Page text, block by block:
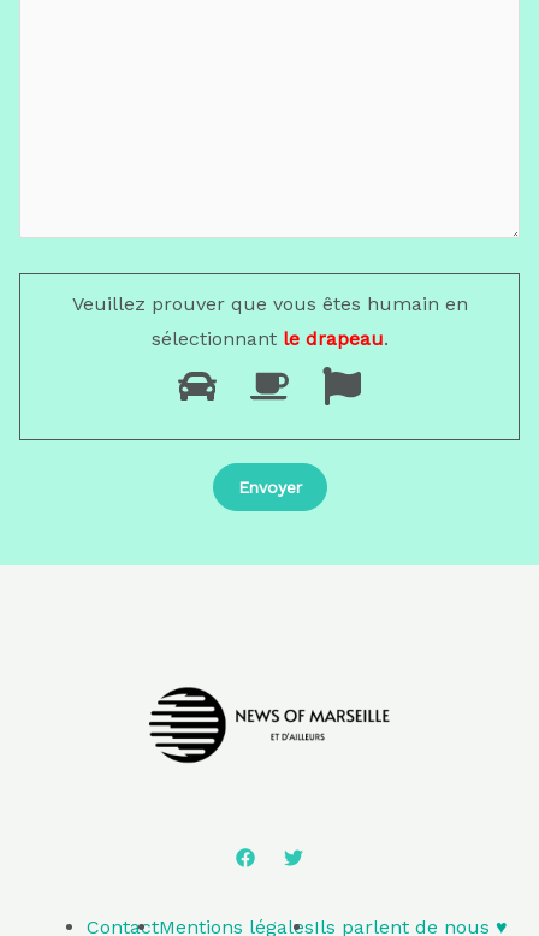
Veuillez prouver que vous êtes humain en
sélectionnantle drapeau.
ContactMentions légalesIls parlent de nous ♥️